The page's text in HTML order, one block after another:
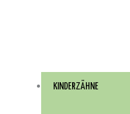
KINDERZÄHNE